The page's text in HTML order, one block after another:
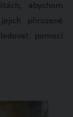
abychom
přirozené
pomocí